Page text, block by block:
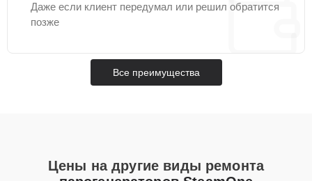
Даже если клиент передумал или решил обратится
позже
Все преимущества
Цены на другие виды ремонта